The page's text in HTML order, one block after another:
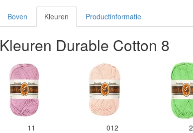
Boven Kleuren Productinformatie
Kleuren Durable Cotton 8
11 012